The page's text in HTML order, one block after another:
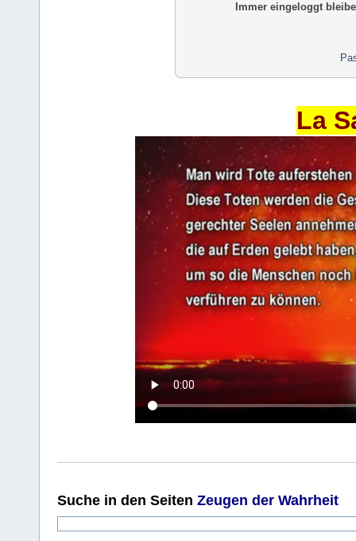
Immer eingeloggt
La
Suche in den Seiten Zeugen der Wahrheit